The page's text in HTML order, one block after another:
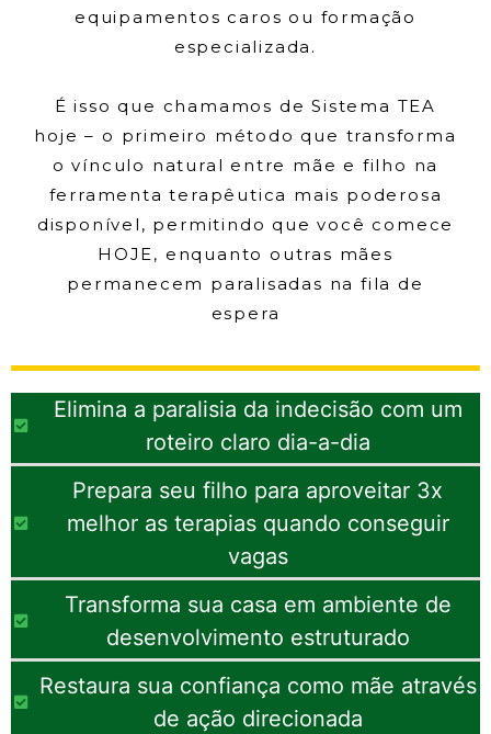
equipamentos caros ou formação
especializada.
É isso que chamamos de Sistema TEA
hoje – o primeiro método que transforma
o vínculo natural entre mãe e filho na
ferramenta terapêutica mais poderosa
disponível, permitindo que você comece
HOJE, enquanto outras mães
permanecem paralisadas na fila de
espera
Elimina a paralisia da indecisão com um
roteiro claro dia-a-dia
Prepara seu filho para aproveitar 3x
melhor as terapias quando conseguir
vagas
Transforma sua casa em ambiente de
desenvolvimento estruturado
Restaura sua confiança como mãe através
de ação direcionada